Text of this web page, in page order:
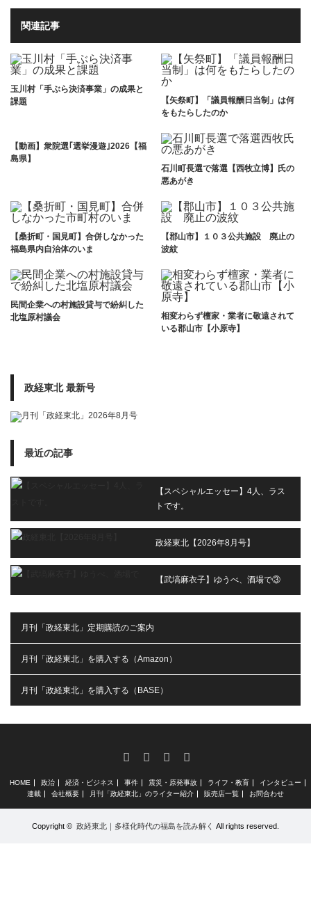
関連記事
玉川村「手ぶら決済事業」の成果と
課題
【矢祭町】「議員報酬日当制」は何
をもたらしたのか
【動画】衆院選｢選挙漫遊｣2026【福
島県】
石川町長選で落選【西牧立博】氏の
悪あがき
【桑折町・国見町】合併しなかった
福島県内自治体のいま
【郡山市】１０３公共施設 廃止の
波紋
民間企業への村施設貸与で紛糾した
北塩原村議会
相変わらず檀家・業者に敬遠されて
いる郡山市【小原寺】
政経東北 最新号
最近の記事
【スペシャルエッセー】4人、ラス
トです。
政経東北【2026年8月号】
【武塙麻衣子】ゆうべ、酒場で③
月刊「政経東北」定期購読のご案内
月刊「政経東北」を購入する（Amazon）
月刊「政経東北」を購入する（BASE）
FacebookInstagram
RSS
HOME 政治 経済・ビジネス 事件 震災・原発事故 ライフ・教育
インタビュー
連載
会社概要 月刊「政経東北」のライター紹介 販売店一覧 お問合わせ
Copyright © 政経東北｜多様化時代の福島を読み解く All rights reserved.